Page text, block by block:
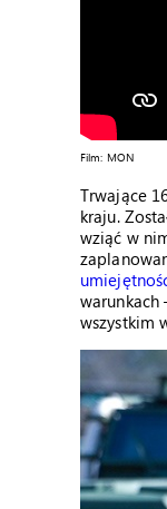
Film: MON
Trwające
kraju.
wziąć w
warunkach
wszystkim